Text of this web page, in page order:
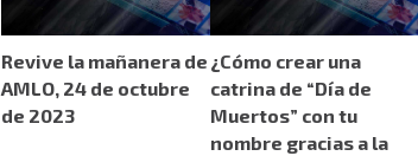
Revive la mañanera de
AMLO, 24 de octubre
de 2023
¿Cómo crear una
catrina de “Día de
Muertos” con tu
nombre gracias a la